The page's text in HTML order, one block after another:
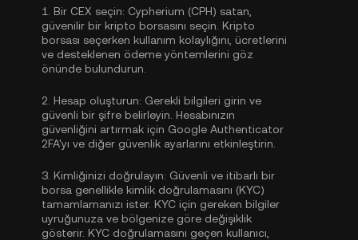
1. Bir CEX seçin: Cypherium (CPH) satan,
güvenilir bir kripto borsasını seçin. Kripto
borsası seçerken kullanım kolaylığını, ücretlerini
ve desteklenen ödeme yöntemlerini göz
önünde bulundurun.
2. Hesap oluşturun: Gerekli bilgileri girin ve
güvenli bir şifre belirleyin. Hesabınızın
güvenliğini artırmak için Google Authenticator
2FA'yı ve diğer güvenlik ayarlarını etkinleştirin.
3. Kimliğinizi doğrulayın: Güvenli ve itibarlı bir
borsa genellikle kimlik doğrulamasını (KYC)
tamamlamanızı ister. KYC için gereken bilgiler
uyruğunuza ve bölgenize göre değişiklik
gösterir. KYC doğrulamasını geçen kullanıcı,